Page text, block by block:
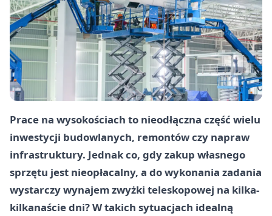
Prace na wysokościach to nieodłączna część wielu
inwestycji budowlanych, remontów czy napraw
infrastruktury. Jednak co, gdy zakup własnego
sprzętu jest nieopłacalny, a do wykonania zadania
wystarczy wynajem zwyżki teleskopowej na kilka-
kilkanaście dni? W takich sytuacjach idealną